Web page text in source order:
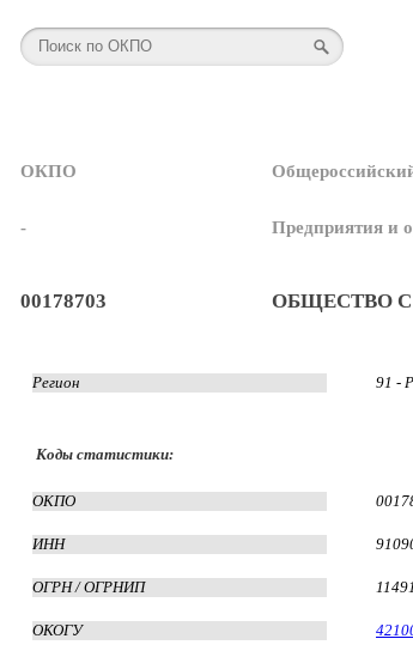
ОКПО
- Предприятия и
00178703 ОБЩЕСТВО
Регион 91 -
Коды статистики:
ОКПО
ИНН
ОГРН / ОГРНИП
ОКОГУ